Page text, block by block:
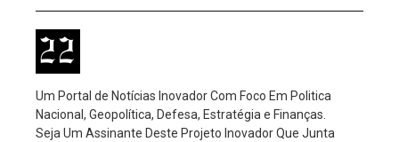
Um Portal de Notícias Inovador Com Foco Em Politica
Nacional, Geopolítica, Defesa, Estratégia e Finanças.
Seja Um Assinante Deste Projeto Inovador Que Junta